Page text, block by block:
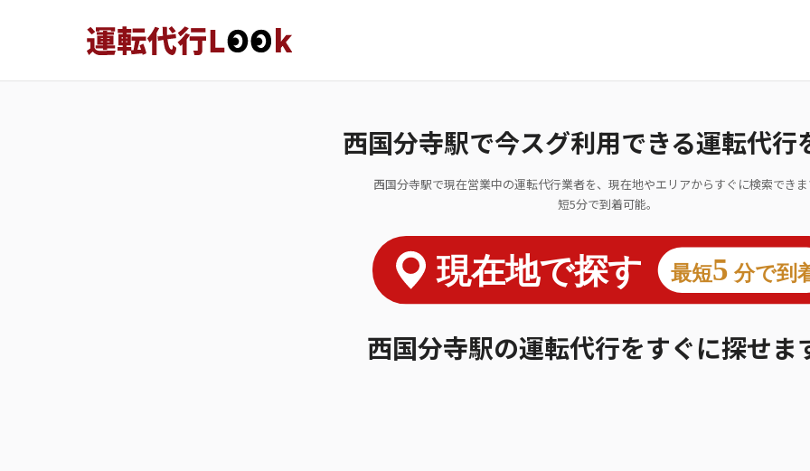
西国分寺駅で今スグ利用できる運転代行
西国分寺駅で現在営業中の運転代行業者を、現在地やエリアからすぐに検索でき
短5分で到着可能。
西国分寺駅の運転代行をすぐに探せま